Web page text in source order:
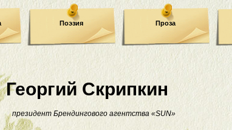
Георгий Скрипкин
президент Брендингового агентства «SUN»
Поэзия Проза